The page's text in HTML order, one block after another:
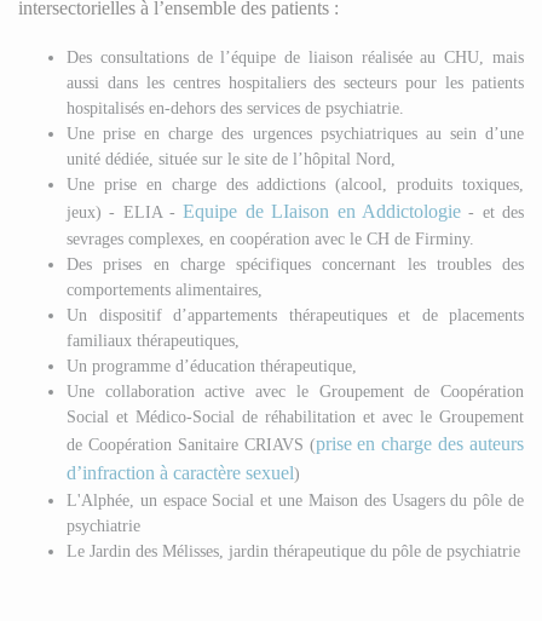
intersectorielles à l’ensemble des patients :
Des consultations de l’équipe de liaison réalisée au CHU, mais
aussi dans les centres hospitaliers des secteurs pour les patients
hospitalisés en-dehors des services de psychiatrie.
Une prise en charge des urgences psychiatriques au sein d’une
unité dédiée, située sur le site de l’hôpital Nord,
Une prise en charge des addictions (alcool, produits toxiques,
jeux) - ELIA -Equipe de LIaison en Addictologie- et des
sevrages complexes, en coopération avec le CH de Firminy.
Des prises en charge spécifiques concernant les troubles des
comportements alimentaires,
Un dispositif d’appartements thérapeutiques et de placements
familiaux thérapeutiques,
Un programme d’éducation thérapeutique,
Une collaboration active avec le Groupement de Coopération
Social et Médico-Social de réhabilitation et avec le Groupement
de Coopération Sanitaire CRIAVS (prise en charge des auteurs
d’infraction à caractère sexuel)
L'Alphée, un espace Social et une Maison des Usagers du pôle de
psychiatrie
Le Jardin des Mélisses, jardin thérapeutique du pôle de psychiatrie